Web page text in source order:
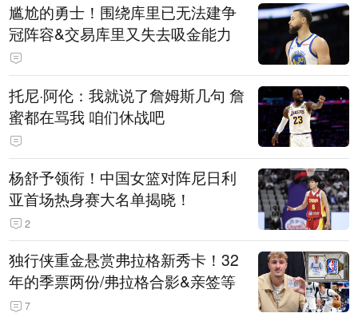
尴尬的勇士！围绕库里已无法建争
冠阵容&交易库里又失去吸金能力
托尼·阿伦：我就说了詹姆斯几句 詹
蜜都在骂我 咱们休战吧
杨舒予领衔！中国女篮对阵尼日利
亚首场热身赛大名单揭晓！
2
独行侠重金悬赏弗拉格新秀卡！32
年的季票两份/弗拉格合影&亲签等
7